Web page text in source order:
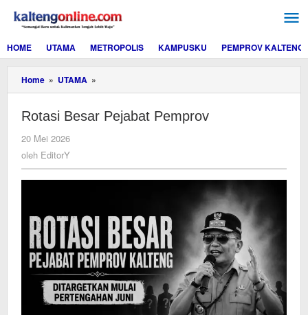
konten
HOME
UTAMA METROPOLIS KAMPUSKU PEMPROV KALTENG
Home » UTAMA »
Besar
Pemprov
Rotasi Besar Pejabat Pemprov
20 Mei 2026
oleh EditorY